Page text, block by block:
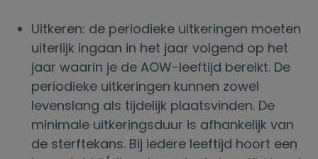
Uitkeren: de periodieke uitkeringen moeten
uiterlijk ingaan in het jaar volgend op het
jaar waarin je de AOW-leeftijd bereikt. De
periodieke uitkeringen kunnen zowel
levenslang als tijdelijk plaatsvinden. De
minimale uitkeringsduur is afhankelijk van
de sterftekans. Bij iedere leeftijd hoort een